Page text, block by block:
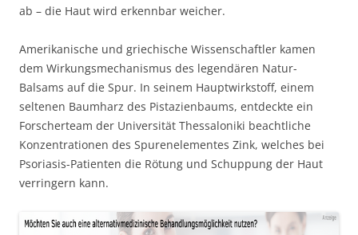
ab – die Haut wird erkennbar weicher.
Amerikanische und griechische Wissenschaftler kamen
dem Wirkungsmechanismus des legendären Natur-
Balsams auf die Spur. In seinem Hauptwirkstoff, einem
seltenen Baumharz des Pistazienbaums, entdeckte ein
Forscherteam der Universität Thessaloniki beachtliche
Konzentrationen des Spurenelementes Zink, welches bei
Psoriasis-Patienten die Rötung und Schuppung der Haut
verringern kann.